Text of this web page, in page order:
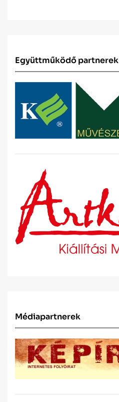
Együttműködő partnerek
Médiapartnerek